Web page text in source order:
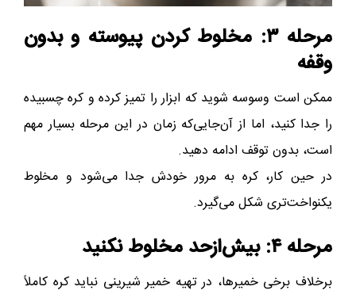
مرحله ۳: مخلوط کردن پیوسته و بدون
وقفه
ممکن است وسوسه شوید که ابزار را تمیز کرده و کره چسبیده
را جدا کنید، اما از آن‌جایی‌که زمان در این مرحله بسیار مهم
است، بدون توقف ادامه دهید.
در حین کار، کره به مرور خودش جدا می‌شود و مخلوط
یکنواخت‌تری شکل می‌گیرد.
مرحله ۴: بیش‌از‌حد مخلوط نکنید
برخلاف برخی خمیرها، در تهیه خمیر شیرینی نباید کره کاملاً